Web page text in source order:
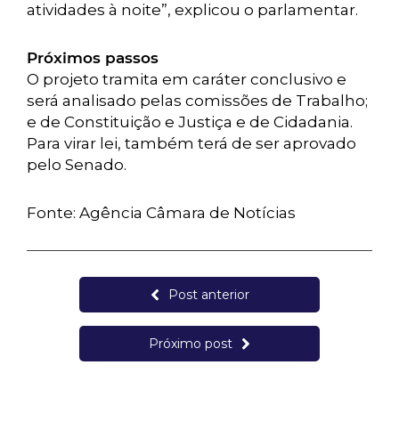
atividades à noite”, explicou o parlamentar.
Próximos passos
O projeto tramita em caráter conclusivo e
será analisado pelas comissões de Trabalho;
e de Constituição e Justiça e de Cidadania.
Para virar lei, também terá de ser aprovado
pelo Senado.
Fonte: Agência Câmara de Notícias
Post anterior
Próximo post